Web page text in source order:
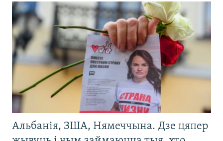
Альбанія, ЗША, Нямеччына. Дзе цяпер